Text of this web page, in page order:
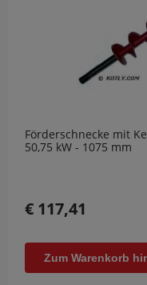
Förderschnecke mit
50,75 kW - 1075 mm
€ 117,41
Zum Warenkorb